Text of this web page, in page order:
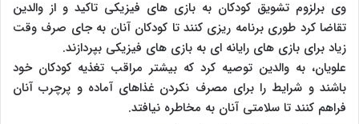
وی برلزوم تشویق کودکان به بازی های فیزیکی تاکید و از والدین
تقاضا کرد طوری برنامه ریزی کنند تا کودکان آنان به جای صرف وقت
زیاد برای بازی های رایانه ای به بازی های فیزیکی بپردازند.
علویان، به والدین توصیه کرد که بیشتر مراقب تغذیه کودکان خود
باشند و شرایط را برای مصرف نکردن غذاهای آماده و پرچرب آنان
فراهم کنند تا سلامتی آنان به مخاطره نیافتد.